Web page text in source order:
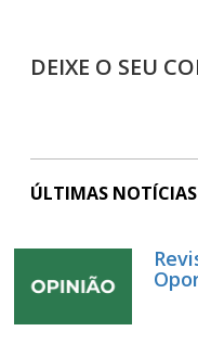
DEIXE O SEU
ÚLTIMAS NOTÍCIAS